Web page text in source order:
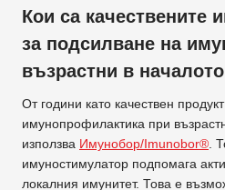
Кои са качествените
за подсилване на
възрастни в
От години като качествен
имунопрофилактика при
използва Имунобор/Imunobor® .
имуностимулатор подпомага
локалния имунитет. Това е